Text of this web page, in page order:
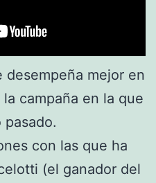
desempeña mejor en
campaña en la que
con las que ha
(el ganador del